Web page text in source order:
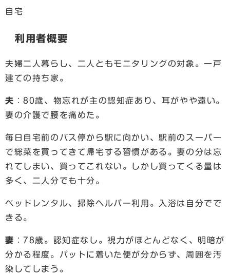
自宅
利用者概要
夫婦二人暮らし、二人ともモニタリングの対象。一戸
建ての持ち家。
夫 ：80歳、物忘れが主の認知症あり、耳がやや遠い。
妻の介護で腰を痛めた。
毎日自宅前のバス停から駅に向かい、駅前のスーパー
で総菜を買ってきて帰宅する習慣がある。妻の分は忘
れてしまい、買ってこれない。しかし買ってくる量は
多く、二人分でも十分。
ベッドレンタル、掃除ヘルパー利用。入浴は自分でで
きる。
妻 ：78歳。認知症なし。視力がほとんどなく、明暗が
分かる程度。パットに着いた便が分からず、周囲を汚
染してしまう。